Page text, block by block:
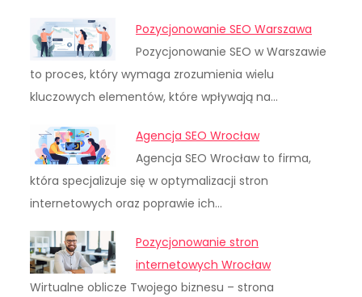
Pozycjonowanie SEO Warszawa
Pozycjonowanie SEO w Warszawie
to proces, który wymaga zrozumienia wielu
kluczowych elementów, które wpływają na…
Agencja SEO Wrocław
Agencja SEO Wrocław to firma,
która specjalizuje się w optymalizacji stron
internetowych oraz poprawie ich…
Pozycjonowanie stron
internetowych Wrocław
Wirtualne oblicze Twojego biznesu – strona